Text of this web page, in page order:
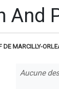
And
DE MARCILLY-
Aucune